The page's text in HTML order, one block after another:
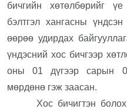
бичгийн хөтөлбөрийг
бэлтгэл хангасны
өөрөө удирдах
үндэсний хос бичгээр
оны 01 дүгээр сарын
мөрдөнө гэж заасан.
Хос бичигтэн болох